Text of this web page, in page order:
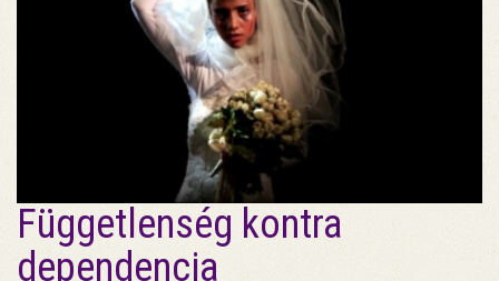
Függetlenség kontra
dependencia